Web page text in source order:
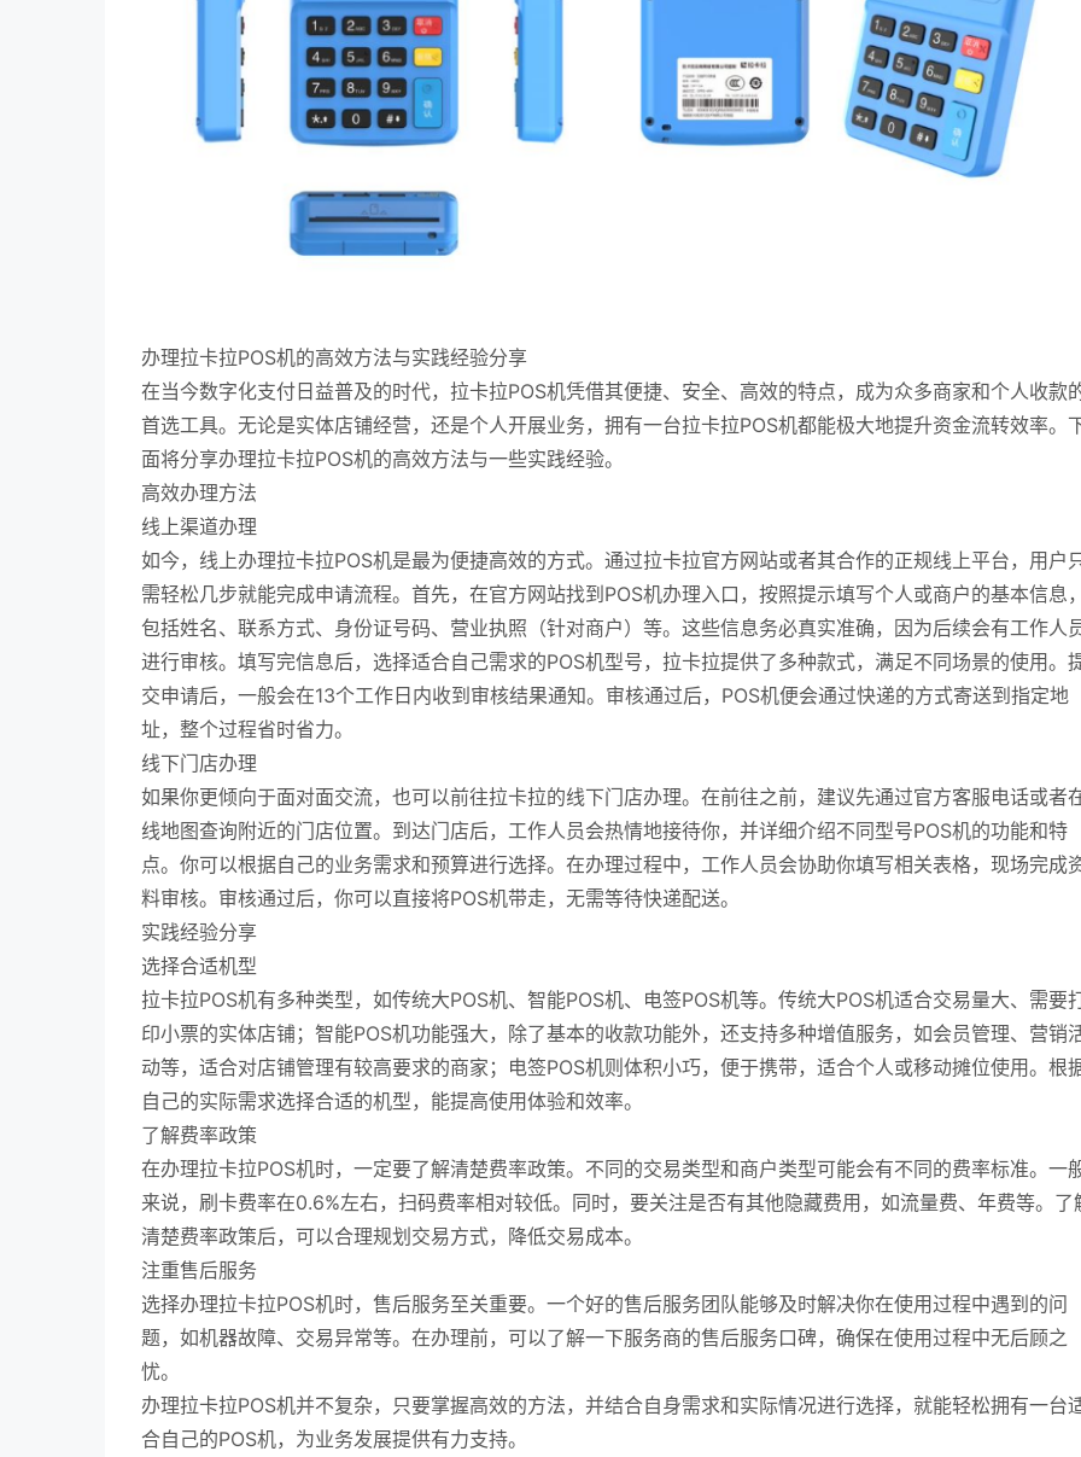
办理拉卡拉POS机的高效方法与实践经验分享
在当今数字化支付日益普及的时代，拉卡拉POS机凭借其便捷、安全、高效的特点，成为众多商家和个人收款
首选工具。无论是实体店铺经营，还是个人开展业务，拥有一台拉卡拉POS机都能极大地提升资金流转效率。
面将分享办理拉卡拉POS机的高效方法与一些实践经验。
高效办理方法
线上渠道办理
如今，线上办理拉卡拉POS机是最为便捷高效的方式。通过拉卡拉官方网站或者其合作的正规线上平台，用户
需轻松几步就能完成申请流程。首先，在官方网站找到POS机办理入口，按照提示填写个人或商户的基本信息，
包括姓名、联系方式、身份证号码、营业执照（针对商户）等。这些信息务必真实准确，因为后续会有工作人
进行审核。填写完信息后，选择适合自己需求的POS机型号，拉卡拉提供了多种款式，满足不同场景的使用。
交申请后，一般会在13个工作日内收到审核结果通知。审核通过后，POS机便会通过快递的方式寄送到指定地
址，整个过程省时省力。
线下门店办理
如果你更倾向于面对面交流，也可以前往拉卡拉的线下门店办理。在前往之前，建议先通过官方客服电话或者
线地图查询附近的门店位置。到达门店后，工作人员会热情地接待你，并详细介绍不同型号POS机的功能和特
点。你可以根据自己的业务需求和预算进行选择。在办理过程中，工作人员会协助你填写相关表格，现场完成
料审核。审核通过后，你可以直接将POS机带走，无需等待快递配送。
实践经验分享
选择合适机型
拉卡拉POS机有多种类型，如传统大POS机、智能POS机、电签POS机等。传统大POS机适合交易量大、需要
印小票的实体店铺；智能POS机功能强大，除了基本的收款功能外，还支持多种增值服务，如会员管理、营销
动等，适合对店铺管理有较高要求的商家；电签POS机则体积小巧，便于携带，适合个人或移动摊位使用。根
自己的实际需求选择合适的机型，能提高使用体验和效率。
了解费率政策
在办理拉卡拉POS机时，一定要了解清楚费率政策。不同的交易类型和商户类型可能会有不同的费率标准。一
来说，刷卡费率在0.6%左右，扫码费率相对较低。同时，要关注是否有其他隐藏费用，如流量费、年费等。了
清楚费率政策后，可以合理规划交易方式，降低交易成本。
注重售后服务
选择办理拉卡拉POS机时，售后服务至关重要。一个好的售后服务团队能够及时解决你在使用过程中遇到的问
题，如机器故障、交易异常等。在办理前，可以了解一下服务商的售后服务口碑，确保在使用过程中无后顾之
忧。
办理拉卡拉POS机并不复杂，只要掌握高效的方法，并结合自身需求和实际情况进行选择，就能轻松拥有一台
合自己的POS机，为业务发展提供有力支持。